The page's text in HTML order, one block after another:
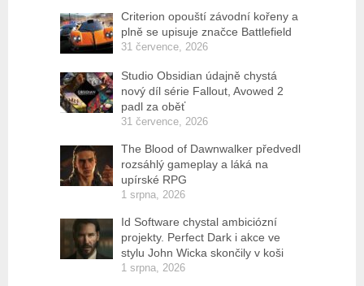
Criterion opouští závodní kořeny a
plně se upisuje značce Battlefield
31 července, 2026
Studio Obsidian údajně chystá
nový díl série Fallout, Avowed 2
padl za oběť
31 července, 2026
The Blood of Dawnwalker předvedl
rozsáhlý gameplay a láká na
upírské RPG
1 srpna, 2026
Id Software chystal ambiciózní
projekty. Perfect Dark i akce ve
stylu John Wicka skončily v koši
1 srpna, 2026